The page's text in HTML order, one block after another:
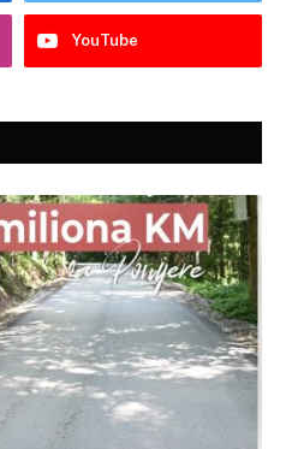
YouTube